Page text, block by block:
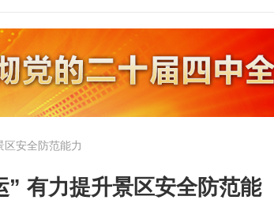
区安全防范能力
有力提升景区安全防范能